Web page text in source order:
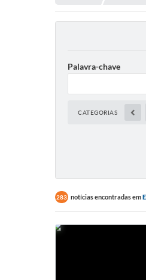
Palavra-chave
CATEGORIAS
283 notícias encontradas em